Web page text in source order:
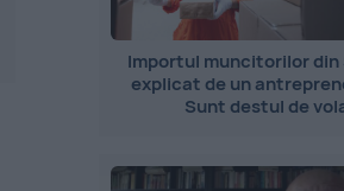
Importul muncitorilor din
explicat de un
Sunt destul de